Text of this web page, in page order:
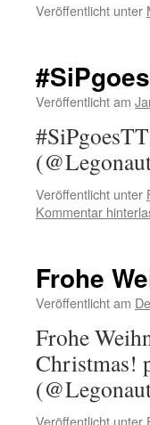
Veröffentlicht unter
Veröffentlicht am
Veröffentlicht unter
Kommentar
Frohe
Veröffentlicht am
Frohe
Veröffentlicht unter